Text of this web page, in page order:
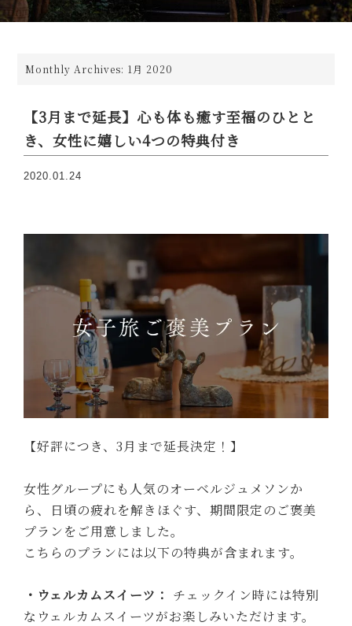
Monthly Archives: 1月 2020
【3月まで延長】心も体も癒す至福のひとと
き、女性に嬉しい4つの特典付き
2020.01.24
【好評につき、3月まで延長決定！】
女性グループにも人気のオーベルジュメソンか
ら、日頃の疲れを解きほぐす、期間限定のご褒美
プランをご用意しました。
こちらのプランには以下の特典が含まれます。
・ウェルカムスイーツ： チェックイン時には特別
なウェルカムスイーツがお楽しみいただけます。